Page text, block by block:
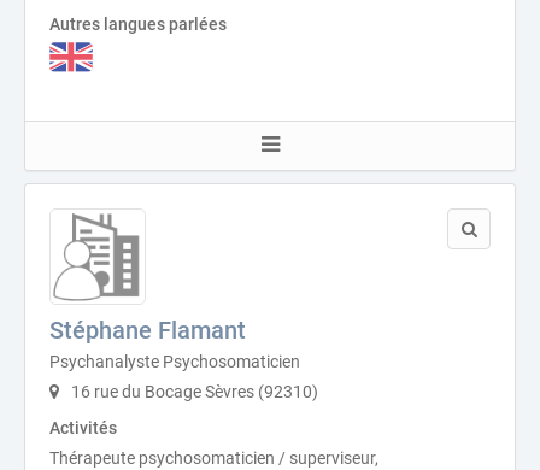
Autres langues parlées
Stéphane Flamant
Psychanalyste Psychosomaticien
16 rue du Bocage Sèvres (92310)
Activités
Thérapeute psychosomaticien / superviseur,